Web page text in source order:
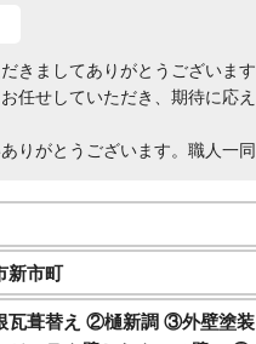
きましてありがとうございます
任せしていただき、期待に応
りがとうございます。職人一
新市町
葺替え ②樋新調 ③外壁塗